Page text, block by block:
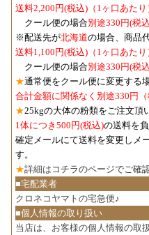
送料2,200円(税込)（1ヶ口あたり
クール便の場合別途330円(税
※配送先が北海道の場合、商品
送料1,100円(税込) （1ヶ口あた
クール便の場合別途330円(税
★通常便をクール便に変更する
合計金額に関係なく別途330円
★25kgの大体の粉類をご注文頂
1体につき500円(税込)の送料を
確定メールにて送料を変更しメ
す。
★詳細は コチラのページでご確
■宅配業者
クロネコヤマトの宅急便♪
■個人情報の取り扱い
当店は、お客様の個人情報の取